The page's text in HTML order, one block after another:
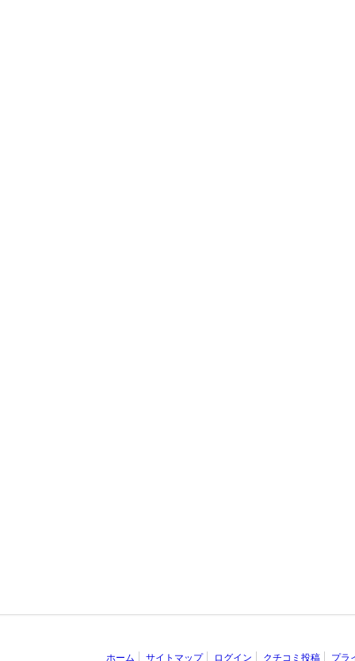
ホーム サイトマップ ログイン クチコミ投稿 プラ